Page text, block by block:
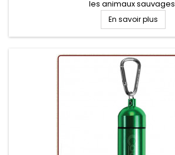
les animaux sauvages
En savoir plus